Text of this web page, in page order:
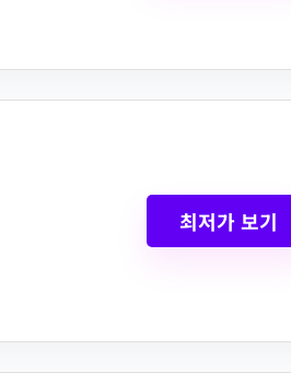
최저가 보기